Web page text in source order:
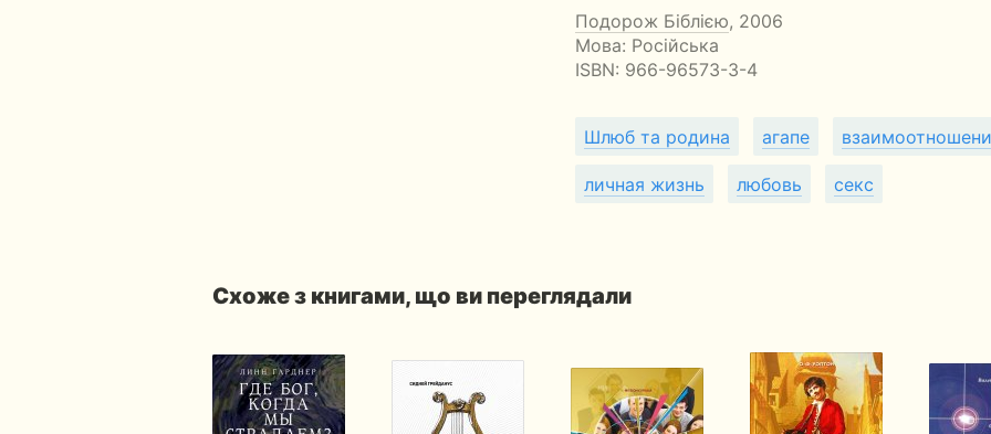
Подорож Біблією, 2006
Мова: Російська
ISBN: 966-96573-3-4
Шлюб та родина агапе
личная жизнь любовь секс
Схоже з книгами, що ви переглядали